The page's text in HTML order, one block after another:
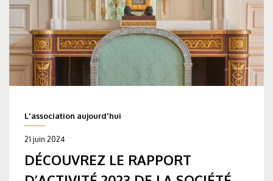
L'association aujourd'hui
21 juin 2024
DÉCOUVREZ LE RAPPORT